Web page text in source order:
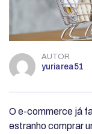
AUTOR
yuriarea51
O e-commerce já
estranho comprar